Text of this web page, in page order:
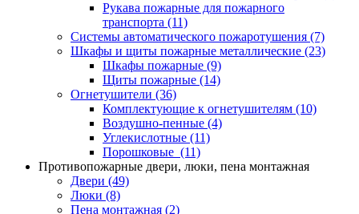
Рукава пожарные для пожарного
транспорта (11)
Системы автоматического пожаротушения (7)
Шкафы и щиты пожарные металлические (23)
Шкафы пожарные (9)
Щиты пожарные (14)
Огнетушители (36)
Комплектующие к огнетушителям (10)
Воздушно-пенные (4)
Углекислотные (11)
Порошковые (11)
Противопожарные двери, люки, пена монтажная
Двери (49)
Люки (8)
Пена монтажная (2)